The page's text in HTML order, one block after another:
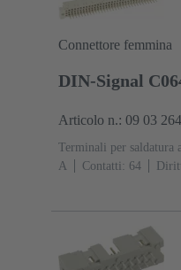
Connettore femmina
DIN-Signal
Articolo n.: 09 03
Terminali per saldatura
A
Contatti: 64
Fissaggio
fissaggio
Resina